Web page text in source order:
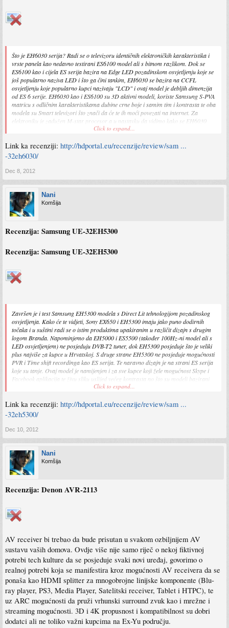
Što je EH6030 serija? Radi se o televizoru identičnih elektroničkih karakteristika i
vrste panela kao nedavno testirani ES6100 model ali s bitnom razlikom. Dok se
ES6100 kao i cijela ES serija bazira na Edge LED pozadinskom osvjetljenju koje se
još popularno naziva LED i što ga čini tankim, EH6030 se bazira na CCFL
osvjetljenju koje popularno kupci nazivaju "LCD" i ovaj model je debljih dimenzija
od ES 6 serije. EH6030 kao i ES6100 su 3D aktivni modeli, koriste Samsung S-PVA
matricu s odličnim karakteristikama dubine crne boje i samim tim i kontrasta te oba
modela su Smart televizori što znači da će te ih moći povezati na internet. Za
elektroniku je zadužen M-star procesor a u nastavku da vidimo kako se EH6030
Click to expand...
Link ka recenziji: http://hdportal.eu/recenzije/review/sam ...
-32eh6030/
Dec 8, 2012
Nani
Komšija
Recenzija: Samsung UE-32EH5300
Recenzija: Samsung UE-32EH5300
Završen je i test Samsung EH5300 modela s Direct Lit tehnologijom pozadinskog
osvjetljenja. Kako će te vidjeti, Sony EX650 i EH5300 imaju jako puno dodirnih
točaka i u suštini radi se o istim produktima upakiranim u različit dizajn s drugim
logom Branda. Napominjemo da EH5000 i ES5500 (također 100Hz-ni model ali s
LED osvjetljenjem) ne posjeduju DVB-T2 tuner, dok EH5300 posjeduje što je veliki
plus najviše za kupce u Hrvatskoj. S druge strane EH5300 ne posjeduje mogućnosti
PVR i Time shift recordinga kao ES serija. Te naravno dizajn je na strani ES serija
koje su tanje. Ovaj model je namijenjen i za sve kupce koji žele mogućnost Skype i
Facebook aplikacija te živu sliku uslijed većeg kontrasta no što su modeli bazirani
na IPS matricama. Input lag je 34ms i za ovu cijenu jedan od najboljih u početnom
igračima i stvoriti motion blur kod FPS igara.
Click to expand...
Link ka recenziji: http://hdportal.eu/recenzije/review/sam ...
-32eh5300/
Dec 10, 2012
Nani
Komšija
Recenzija: Denon AVR-2113
AV receiver bi trebao da bude prisutan u svakom ozbiljnijem AV
sustavu vaših domova. Ovdje više nije samo riječ o nekoj fiktivnoj
potrebi tech kulture da se posjeduje svaki novi uređaj, govorimo o
realnoj potrebi koja se manifestira kroz mogućnosti AV receivera da se
ponaša kao HDMI splitter za mnogobrojne linijske komponente (Blu-
ray player, PS3, Media Player, Satelitski receiver, Tablet i HTPC), te
uz ARC mogućnosti da pruži vrhunski surround zvuk kao i mrežne i
streaming mogućnosti. 3D i 4K propusnost i kompatibilnost su dobri
dodatci ali ne toliko važni kupcima na Ex-Yu području.